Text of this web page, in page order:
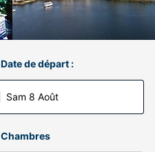
Date de départ :
Sam 8 Août
Chambres